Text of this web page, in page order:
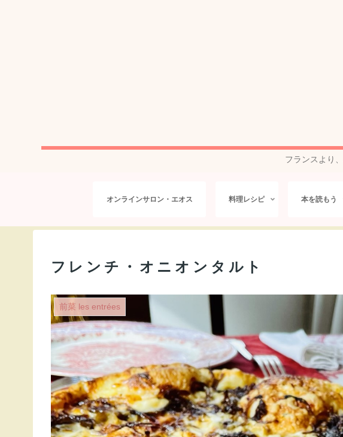
フランスより
オンラインサロン・エオス 料理レシピ 本を読もう
フレンチ・オニオンタルト
前菜 les entrées